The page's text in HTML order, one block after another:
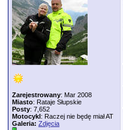
Zarejestrowany: Mar 2008
Miasto: Rataje Słupskie
Posty: 7,652
Motocykl: Raczej nie będę miał AT
Galeria: Zdjęcia